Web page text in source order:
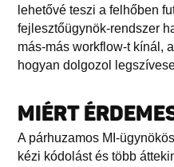
lehetővé teszi a felhőben
fejlesztőügynök-rendszer
más-más workflow-t kínál,
hogyan dolgozol
MIÉRT
A párhuzamos MI-
kézi kódolást és több